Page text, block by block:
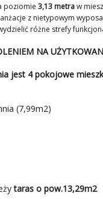
poziomie 3,13 metraw
z nietypowym
różne strefy
NA
jest 4 pokojowe
(7,99m2)
taras o pow.13,29m2